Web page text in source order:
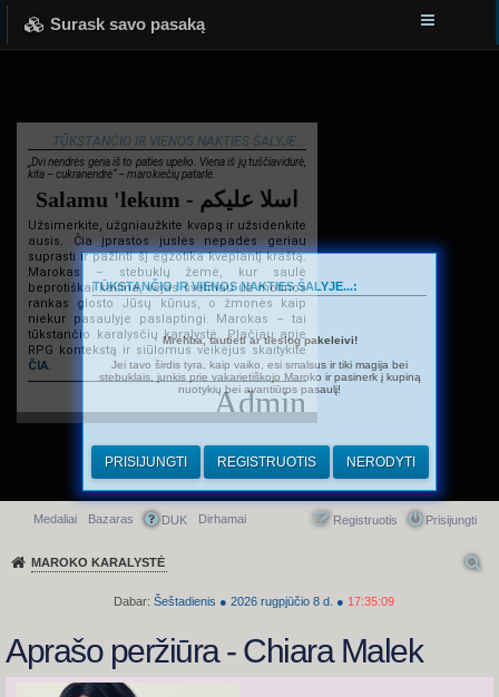
Surask savo pasaką
TŪKSTANČIO IR VIENOS NAKTIES ŠALYJE...
„Dvi nendrės geria iš to paties upelio. Viena iš jų tuščiavidurė,
kita – cukranendrė“ – marokiečių patarlė.
Salamu 'lekum - اسلا عليكم
Užsimerkite, užgniaužkite kvapą ir užsidenkite
ausis. Čia įprastos juslės nepadės geriau
suprasti ir pažinti šį egzotika kvepiantį kraštą.
Marokas – stebuklų žemė, kur saulė
beprotiškai kaitina, vėjas švelniau už motinos
rankas glosto Jūsų kūnus, o žmonės kaip
niekur pasaulyje paslaptingi. Marokas – tai
tūkstančio karalysčių karalystė. Plačiau apie
RPG kontekstą ir siūlomus veikėjus skaitykite
ČIA.
Admin
Greitasis meniu
Medaliai Bazaras DUK Dirhamai Prisijungti
Registruotis
MAROKO KARALYSTĖ
Dabar: Šeštadienis ● 2026 rugpjūčio 8 d. ● 17:35:10
TŪKSTANČIO IR VIENOS NAKTIES ŠALYJE...:
Mrehba, tautieti ar tiesiog pakeleivi!
Jei tavo širdis tyra, kaip vaiko, esi smalsus ir tiki magija bei
stebuklais, junkis prie vakarietiškojo Maroko ir pasinerk į kupiną
nuotykių bei avantiūros pasaulį!
PRISIJUNGTI REGISTRUOTIS NERODYTI
Aprašo peržiūra - Chiara Malek